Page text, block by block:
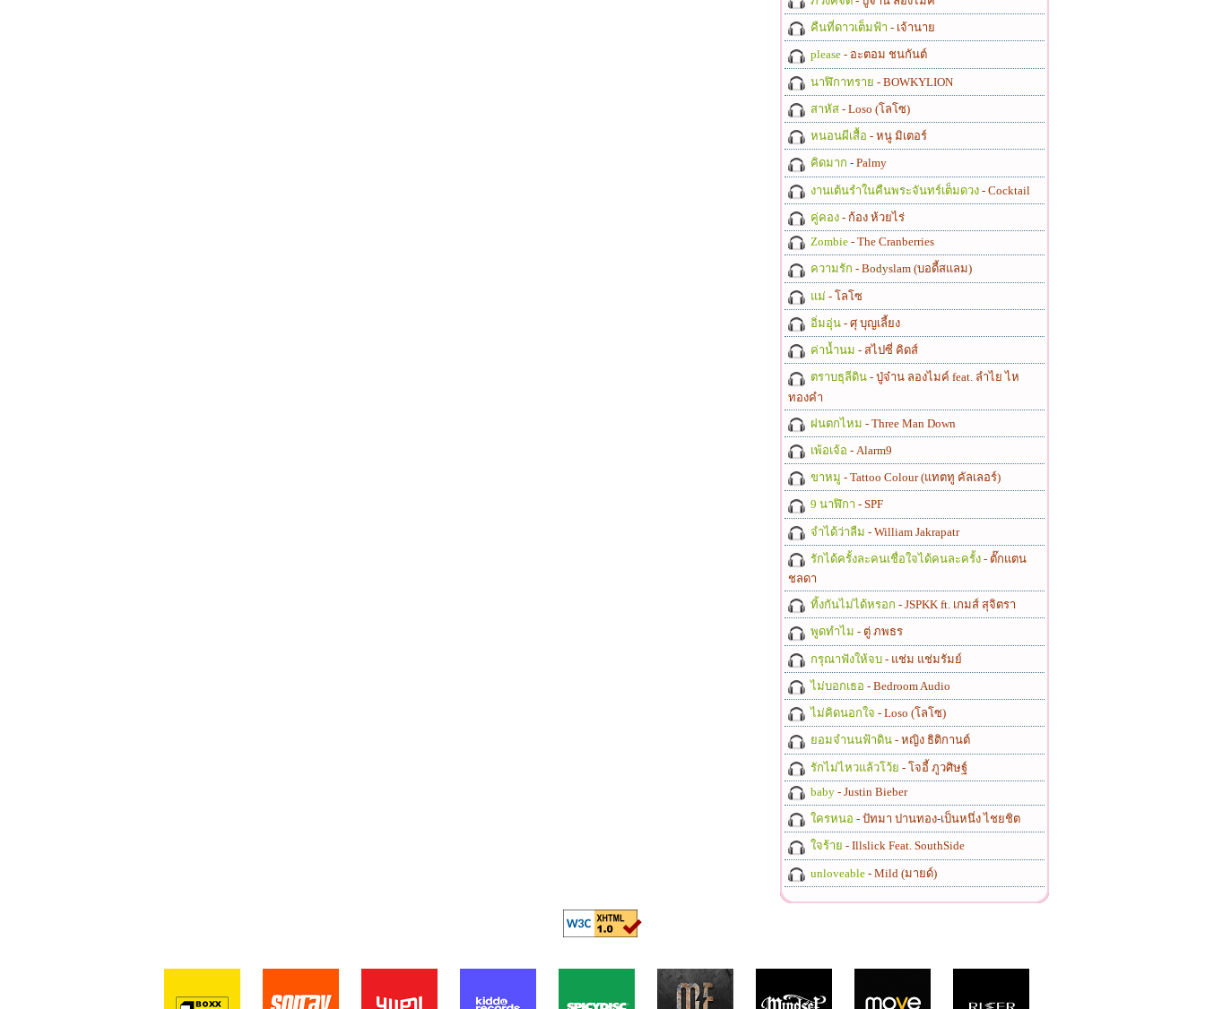
คืนที่ดาวเต็มฟ้า - เจ้านาย
please - อะตอม ชนกันต์
นาฬิกาทราย - BOWKYLION
สาหัส - Loso (โลโซ)
หนอนผีเสื้อ - หนู มิเตอร์
คิดมาก - Palmy
งานเต้นรำในคืนพระจันทร์เต็มดวง - Cocktail
คู่คอง - ก้อง ห้วยไร่
Zombie - The Cranberries
ความรัก - Bodyslam (บอดี้สแลม)
แม่ - โลโซ
อิ่มอุ่น - ศุ บุญเลี้ยง
ค่าน้ำนม - สไปซี่ คิดส์
ตราบธุลีดิน - ปู่จ๋าน ลองไมค์ feat. ลำไย ไห
ทองคำ
ฝนตกไหม - Three Man Down
เพ้อเจ้อ - Alarm9
ขาหมู - Tattoo Colour (แทตทู คัลเลอร์)
9 นาฬิกา - SPF
จำได้ว่าลืม - William Jakrapatr
รักได้ครั้งละคนเชื่อใจได้คนละครั้ง - ตั๊กแตน
ชลดา
ทิ้งกันไม่ได้หรอก - JSPKK ft. เกมส์ สุจิตรา
พูดทำไม - ตู่ ภพธร
กรุณาฟังให้จบ - แช่ม แช่มรัมย์
ไม่บอกเธอ - Bedroom Audio
ไม่คิดนอกใจ - Loso (โลโซ)
ยอมจำนนฟ้าดิน - หญิง ธิติกานต์
รักไม่ไหวแล้วโว้ย - โจอี้ ภูวศิษฐ์
baby - Justin Bieber
ใครหนอ - ปัทมา ปานทอง-เป็นหนึ่ง ไชยชิต
ใจร้าย - Illslick Feat. SouthSide
unloveable - Mild (มายด์)